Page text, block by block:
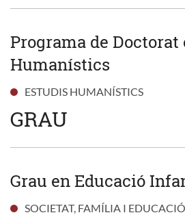
Programa de Doctorat
Humanístics
ESTUDIS HUMANÍSTICS
GRAU
Grau en Educació
SOCIETAT, FAMÍLIA I EDUCACIÓ